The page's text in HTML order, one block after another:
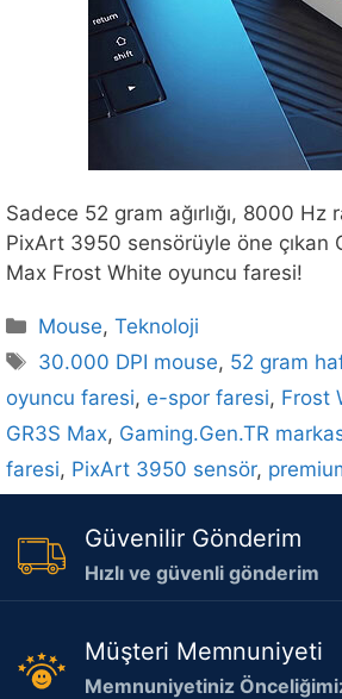
Sadece 52 gram ağırlığı, 8000 Hz
PixArt 3950 sensörüyle öne çıkan
Max Frost White oyuncu faresi!
Kategoriler
Mouse,Teknoloji
Etiketler
30.000 DPI mouse, 52 gram
oyuncu faresi, e-spor faresi, Frost
GR3S Max, Gaming.Gen.TR
faresi, PixArt 3950 sensör,
Güvenilir Gönderim
Hızlı ve güvenli gönderim
Müşteri Memnuniyeti
Memnuniyetiniz